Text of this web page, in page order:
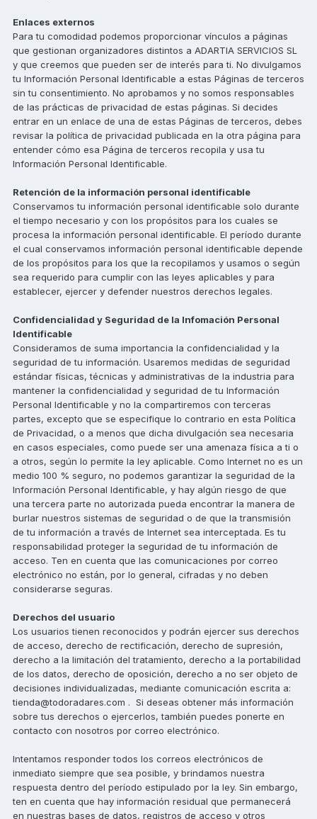
Enlaces externos
Para tu comodidad podemos proporcionar vínculos a páginas
que gestionan organizadores distintos a ADARTIA SERVICIOS SL
y que creemos que pueden ser de interés para ti. No divulgamos
tu Información Personal Identificable a estas Páginas de terceros
sin tu consentimiento. No aprobamos y no somos responsables
de las prácticas de privacidad de estas páginas. Si decides
entrar en un enlace de una de estas Páginas de terceros, debes
revisar la política de privacidad publicada en la otra página para
entender cómo esa Página de terceros recopila y usa tu
Información Personal Identificable.
Retención de la información personal identificable
Conservamos tu información personal identificable solo durante
el tiempo necesario y con los propósitos para los cuales se
procesa la información personal identificable. El período durante
el cual conservamos información personal identificable depende
de los propósitos para los que la recopilamos y usamos o según
sea requerido para cumplir con las leyes aplicables y para
establecer, ejercer y defender nuestros derechos legales.
Confidencialidad y Seguridad de la Infomación Personal
Identificable
Consideramos de suma importancia la confidencialidad y la
seguridad de tu información. Usaremos medidas de seguridad
estándar físicas, técnicas y administrativas de la industria para
mantener la confidencialidad y seguridad de tu Información
Personal Identificable y no la compartiremos con terceras
partes, excepto que se especifique lo contrario en esta Política
de Privacidad, o a menos que dicha divulgación sea necesaria
en casos especiales, como puede ser una amenaza física a ti o
a otros, según lo permite la ley aplicable. Como Internet no es un
medio 100 % seguro, no podemos garantizar la seguridad de la
Información Personal Identificable, y hay algún riesgo de que
una tercera parte no autorizada pueda encontrar la manera de
burlar nuestros sistemas de seguridad o de que la transmisión
de tu información a través de Internet sea interceptada. Es tu
responsabilidad proteger la seguridad de tu información de
acceso. Ten en cuenta que las comunicaciones por correo
electrónico no están, por lo general, cifradas y no deben
considerarse seguras.
Derechos del usuario
Los usuarios tienen reconocidos y podrán ejercer sus derechos
de acceso, derecho de rectificación, derecho de supresión,
derecho a la limitación del tratamiento, derecho a la portabilidad
de los datos, derecho de oposición, derecho a no ser objeto de
decisiones individualizadas, mediante comunicación escrita a:
tienda@todoradares.com . Si deseas obtener más información
sobre tus derechos o ejercerlos, también puedes ponerte en
contacto con nosotros por correo electrónico.
Intentamos responder todos los correos electrónicos de
inmediato siempre que sea posible, y brindamos nuestra
respuesta dentro del período estipulado por la ley. Sin embargo,
ten en cuenta que hay información residual que permanecerá
en nuestras bases de datos, registros de acceso y otros